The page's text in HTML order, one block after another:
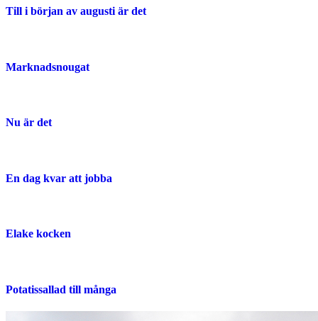
Till i början av augusti är det
Marknadsnougat
Nu är det
En dag kvar att jobba
Elake kocken
Potatissallad till många